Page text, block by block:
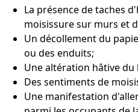
La présence de taches
moisissure sur murs et
Un décollement du
ou des enduits;
Une altération hâtive
Des sentiments de
Une manifestation